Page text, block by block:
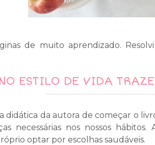
de muito aprendizado.
ESTILO DE VIDA
didática da autora de começar o
necessárias nos nossos
optar por escolhas saudáveis.